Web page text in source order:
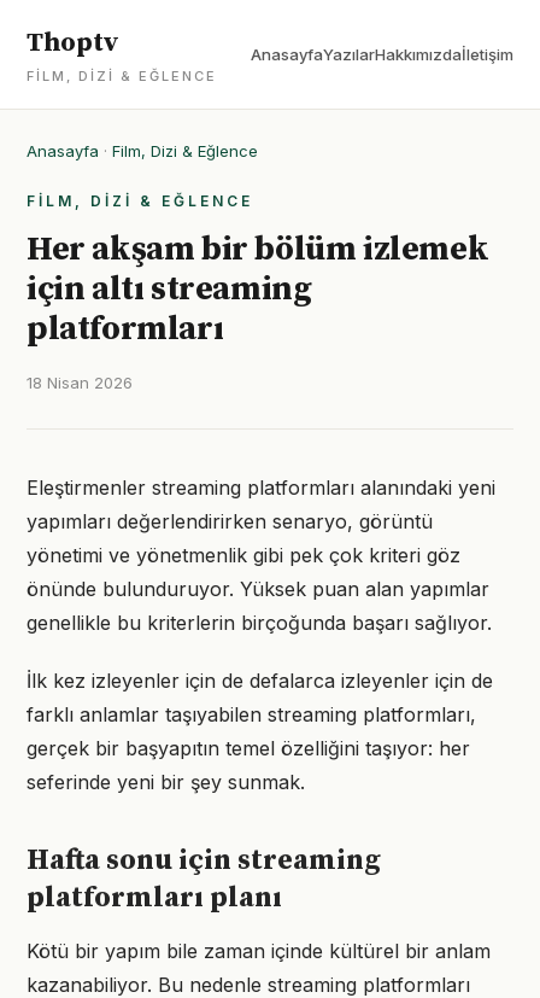
Thoptv
FILM, DIZI & EĞLENCE
AnasayfaYazılarHakkımızdaİletişim
Anasayfa · Film, Dizi & Eğlence
FILM, DIZI & EĞLENCE
Her akşam bir bölüm izlemek
için altı streaming
platformları
18 Nisan 2026
Eleştirmenler streaming platformları alanındaki yeni
yapımları değerlendirirken senaryo, görüntü
yönetimi ve yönetmenlik gibi pek çok kriteri göz
önünde bulunduruyor. Yüksek puan alan yapımlar
genellikle bu kriterlerin birçoğunda başarı sağlıyor.
İlk kez izleyenler için de defalarca izleyenler için de
farklı anlamlar taşıyabilen streaming platformları,
gerçek bir başyapıtın temel özelliğini taşıyor: her
seferinde yeni bir şey sunmak.
Hafta sonu için streaming
platformları planı
Kötü bir yapım bile zaman içinde kültürel bir anlam
kazanabiliyor. Bu nedenle streaming platformları